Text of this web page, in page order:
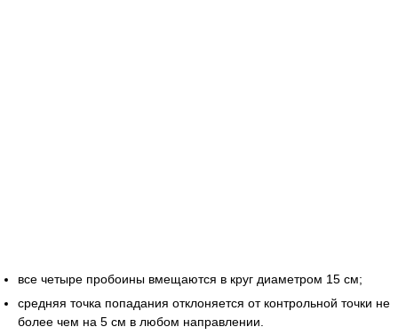
все четыре пробоины вмещаются в круг диаметром 15 см;
средняя точка попадания отклоняется от контрольной точки не
более чем на 5 см в любом направлении.